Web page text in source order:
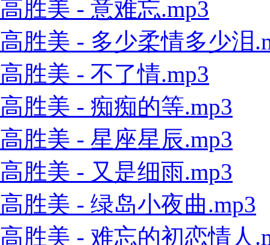
高胜美 - 意难忘.mp3
高胜美 - 多少柔情多少泪
高胜美 - 不了情.mp3
高胜美 - 痴痴的等.mp3
高胜美 - 星座星辰.mp3
高胜美 - 又是细雨.mp3
高胜美 - 绿岛小夜曲.mp3
高胜美 - 难忘的初恋情人